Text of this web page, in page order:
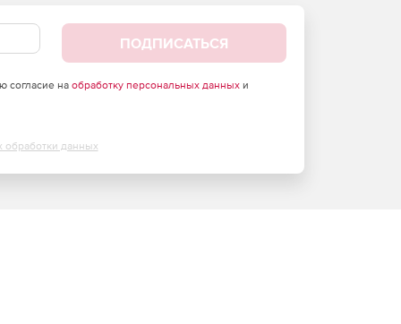
ПОДПИСАТЬСЯ
согласие на обработку персональных данныхи
обработки данных